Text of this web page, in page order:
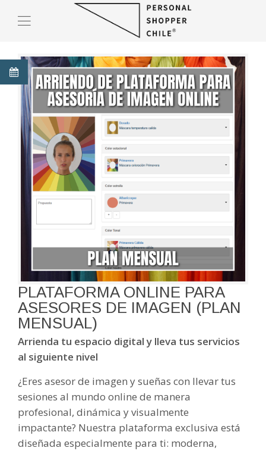
PLATAFORMA ONLINE PARA
ASESORES DE IMAGEN (PLAN
MENSUAL)
Arrienda tu espacio digital y lleva tus servicios
al siguiente nivel
¿Eres asesor de imagen y sueñas con llevar tus
sesiones al mundo online de manera
profesional, dinámica y visualmente
impactante? Nuestra plataforma exclusiva está
diseñada especialmente para ti: moderna,